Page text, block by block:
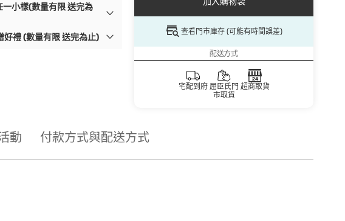
查看門市庫存 (可能有時間誤差)
配送方式
宅配到府 屈臣氏門
市取貨
超商取貨
小樣(數量有限 送完為
好禮 (數量有限 送完為止)
動 付款方式與配送方式